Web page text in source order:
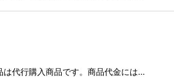
代行購入商品です。商品代金には…